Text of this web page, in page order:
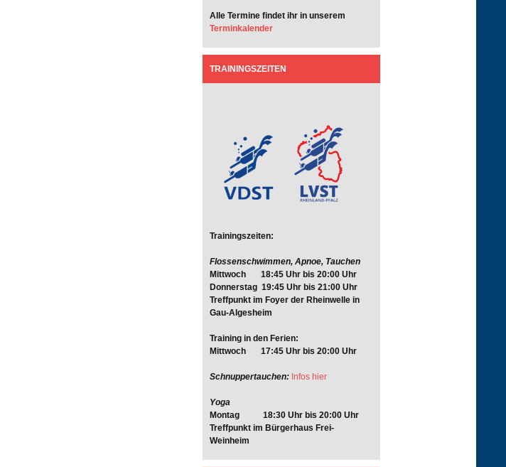
Alle Termine findet ihr in unserem
Terminkalender
TRAININGSZEITEN
Trainingszeiten:
Flossenschwimmen, Apnoe, Tauchen
Mittwoch 18:45 Uhr bis 20:00 Uhr
Donnerstag 19:45 Uhr bis 21:00 Uhr
Treffpunkt im Foyer der Rheinwelle in
Gau-Algesheim
Training in den Ferien:
Mittwoch 17:45 Uhr bis 20:00 Uhr
Schnuppertauchen: Infos hier
Yoga
Montag 18:30 Uhr bis 20:00 Uhr
Treffpunkt im Bürgerhaus Frei-
Weinheim